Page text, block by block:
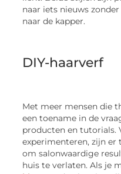
naar iets nieuws
naar de kapper.
DIY-haarverf
Met meer mensen die
een toename in de
producten en tutorials.
experimenteren, zijn er
om salonwaardige
huis te verlaten. Als je